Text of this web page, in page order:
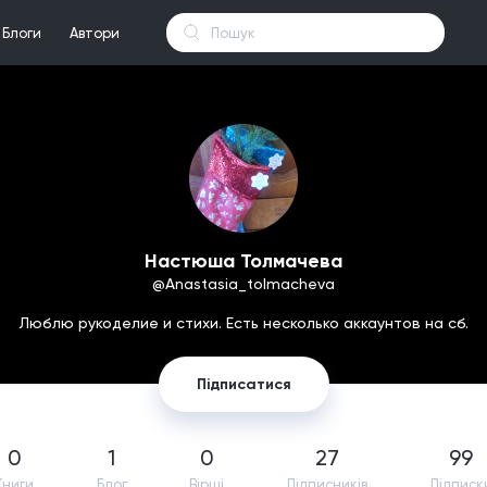
Блоги Автори
Настюша Толмачева
@Anastasia_tolmacheva
Люблю рукоделие и стихи. Есть несколько аккаунтов на сб.
Підписатися
0 1 0 27 99